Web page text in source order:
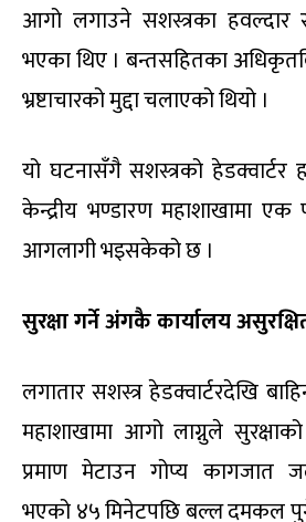
आगो लगाउने सशस्त्रका हवल्दार
भएका थिए । बन्तसहितका
भ्रष्टाचारको मुद्दा चलाएको थियो ।
यो घटनासँगै सशस्त्रको
केन्द्रीय भण्डारण महाशाखामा
आगलागी भइसकेको छ ।
सुरक्षा गर्ने अंगकै कार्यालय
लगातार सशस्त्र हेडक्वार्टरदेखि
महाशाखामा आगो लाग्नुले
प्रमाण मेटाउन गोप्य कागजात
भएको ४५ मिनेटपछि बल्ल दमकल